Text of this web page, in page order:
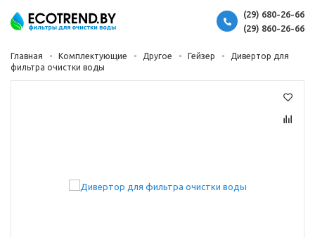
(29) 680-26-66
(29) 860-26-66
Главная Комплектующие Другое Гейзер
Дивертор для
фильтра очистки воды